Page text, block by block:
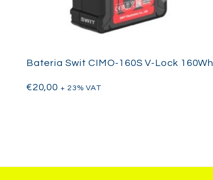
Bateria Swit CIMO-160S V-Lock 160Wh
€20,00 + 23% VAT